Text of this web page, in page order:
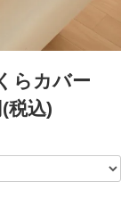
らカバー
税込)